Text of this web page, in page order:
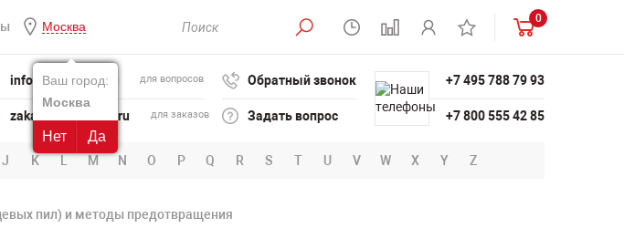
Москва
Ваш город:
Москва
Нет Да
0
info@powertool.ru для вопросов
zakaz@powertool.ru для заказов
Обратный звонок
Задать вопрос
+7 495 788 79 93
+7 800 555 42 85
J K L M N O P Q R S T U V W X Y Z
пил) и методы предотвращения